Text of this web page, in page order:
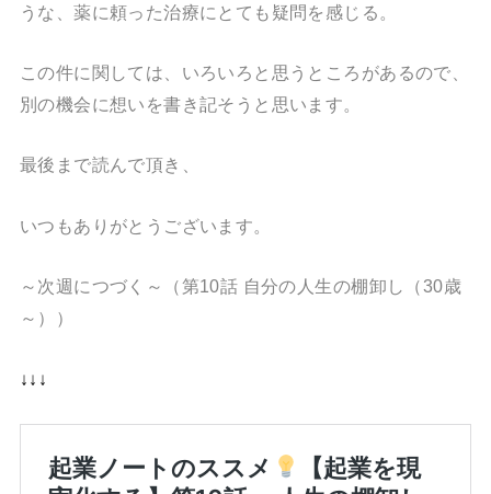
うな、薬に頼った治療にとても疑問を感じる。
この件に関しては、いろいろと思うところがあるので、
別の機会に想いを書き記そうと思います。
最後まで読んで頂き、
いつもありがとうございます。
～次週につづく～（第10話 自分の人生の棚卸し（30歳
～））
↓↓↓